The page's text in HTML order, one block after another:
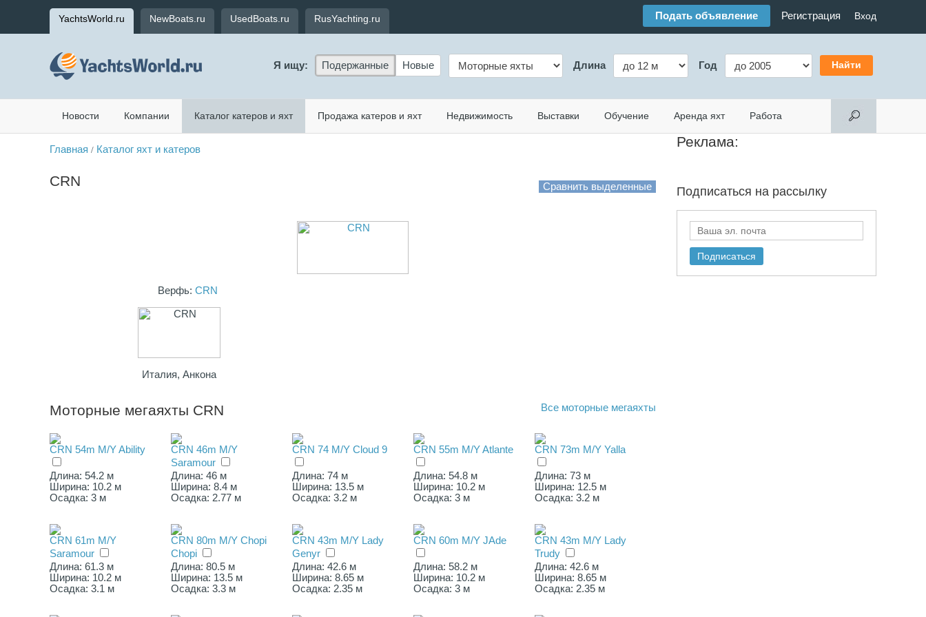
YachtsWorld.ru NewBoats.ru UsedBoats.ru RusYachting.ru Подать объявление Регистрация Вход
Я ищу: Подержанные Новые Длина Год
Новости Компании Каталог катеров и яхт Продажа катеров и яхт Недвижимость Выставки Обучение Аренда яхт Работа
Главная / Каталог яхт и катеров
CRN
Верфь: CRN
Италия, Анкона
Моторные мегаяхты CRN Все моторные мегаяхты
CRN 54m M/Y Ability
Длина: 54.2 м
Ширина: 10.2 м
Осадка: 3 м
CRN 46m M/Y
Saramour
Длина: 46 м
Ширина: 8.4 м
Осадка: 2.77 м
CRN 74 M/Y Cloud 9
Длина: 74 м
Ширина: 13.5 м
Осадка: 3.2 м
CRN 55m M/Y Atlante
Длина: 54.8 м
Ширина: 10.2 м
Осадка: 3 м
CRN 73m M/Y Yalla
Длина: 73 м
Ширина: 12.5 м
Осадка: 3.2 м
CRN 61m M/Y
Saramour
Длина: 61.3 м
Ширина: 10.2 м
Осадка: 3.1 м
CRN 80m M/Y Chopi
Chopi
Длина: 80.5 м
Ширина: 13.5 м
Осадка: 3.3 м
CRN 43m M/Y Lady
Genyr
Длина: 42.6 м
Ширина: 8.65 м
Осадка: 2.35 м
CRN 60m M/Y JAde
Длина: 58.2 м
Ширина: 10.2 м
Осадка: 3 м
CRN 43m M/Y Lady
Trudy
Длина: 42.6 м
Ширина: 8.65 м
Осадка: 2.35 м
Реклама:
Подписаться на рассылку